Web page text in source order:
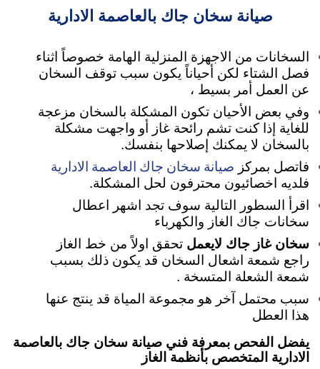
صيانة سخان جاك بالعاصمة الادارية
السخانات من الاجهزة المنزلية الهامة خصوصاً اثناء
فصل الشتاء لكن أحياناً يكون سبب توقف السخان
عن العمل أمر بسيط ،
وفي بعض الأحيان تكون المشكلة بالسخان مزعجة
للغاية إذا كنت تشم رائحة غاز أو واجهت مشكلة
بالسخان لا يمكنك إصلاحها بنفسك.
فاتصل بمركز صيانة سخان جاك العاصمة الادارية
فلديه اخصائيون محترفون لحل المشكلة.
اقرأ السطور التالية سوف تجد اشهر اعطال
سخانات جاك الغاز والكهرباء
سخان غاز جاك لايعمل تحقق اولاً من خط الغاز
راجع شمعة اشعال السخان قد يكون ذلك بسبب
شمعة الشعلة المتسخة .
سبب محتمل آخر هو مجموعة المياة قد ينتج عنها
هذا العطل
يفضل الفحص بمعرفة فني صيانة سخان جاك بالعاصمة
الادارية المتخصص بأنظمة الغاز